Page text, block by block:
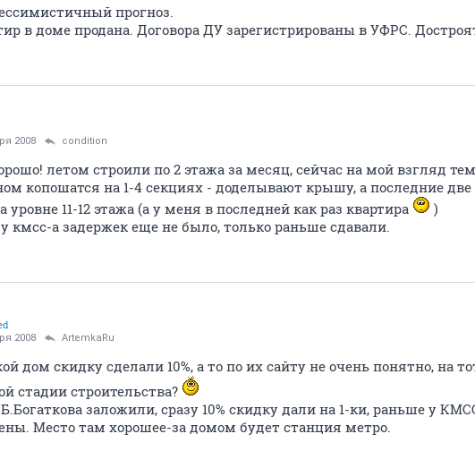
прогноз.
в доме продана. Договора ДУ зарегистрированы в УФРС.
2008 condition
летом строили по 2 этажа за месяц, сейчас на мой взгляд
копошатся на 1-4 секциях - доделывают крышу, а последние две
11-12 этажа (а у меня в последней как раз квартира
)
кмсс-а задержек еще не было, только раньше сдавали.
2008 ArtemkaRu
дом скидку сделали 10%, а то по их сайту не очень понятно, на
стадии строительства?
заложили, сразу 10% скидку дали на 1-ки, раньше у
Место там хорошее-за домом будет станция метро.